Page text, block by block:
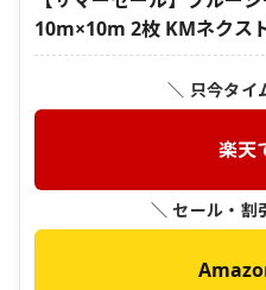
10m×10m 2枚 KMネクス
＼ 只今タイ
楽天
＼ セール・割